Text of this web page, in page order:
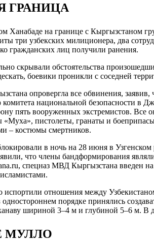
ГРАНИЦА
Ханабаде на границе с Кыргызстаном
три узбекских милиционера, два
гражданских лиц получили ранения.
скрывали обстоятельства
боевики проникли с соседней
опровергла все обвинения,
комитета национальной безопасности
пять вооруженных экстремистов.
«Муха», пистолеты, гранаты и
– костюмы смертников.
в ночь на 28 июня в
что члены бандформирования
спецназ МВД Кыргызстана введен
испортили отношения между
порядке принялись
шириной 3–4 м и глубиной 5–6 м. В
МУЛЛО